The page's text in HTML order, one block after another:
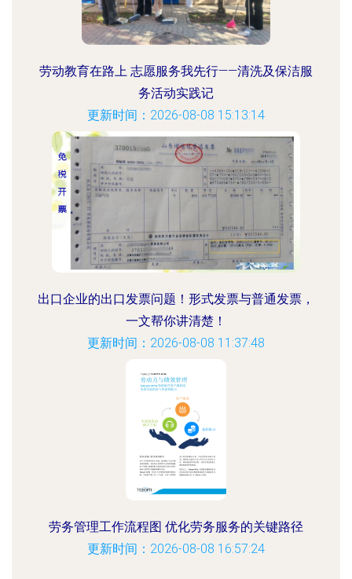
劳动教育在路上 志愿服务我先行——清洗及保洁服
务活动实践记
更新时间：2026-08-08 15:13:14
出口企业的出口发票问题！形式发票与普通发票，
一文帮你讲清楚！
更新时间：2026-08-08 11:37:48
劳务管理工作流程图 优化劳务服务的关键路径
更新时间：2026-08-08 16:57:24